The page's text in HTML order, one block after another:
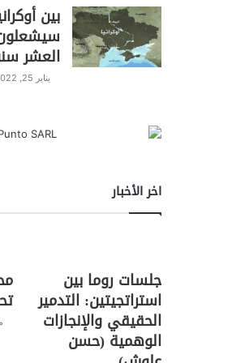
بين
العشر
يناير 25, 2022
اخر الأخبار
جلسات روما بين
استراتجيتين: التدمير
الحقيقي والإنجازات
الوهمية (حسن